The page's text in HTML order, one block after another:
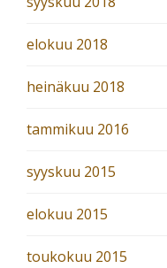
elokuu 2018
heinäkuu 2018
tammikuu 2016
syyskuu 2015
elokuu 2015
toukokuu 2015